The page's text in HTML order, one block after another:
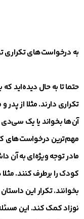
به درخواست‌های تکراری
حتما تا به حال دیده‌اید
تکراری دارند. مثلا از
آن‌ها بخواند یا یک سی‌دی
مهم‌ترین درخواست‌های
مادر توجه ویژه‌ای به آن
کودک را برطرف کنند.
بخوانند. تکرار این
نوزاد کمک کند. این